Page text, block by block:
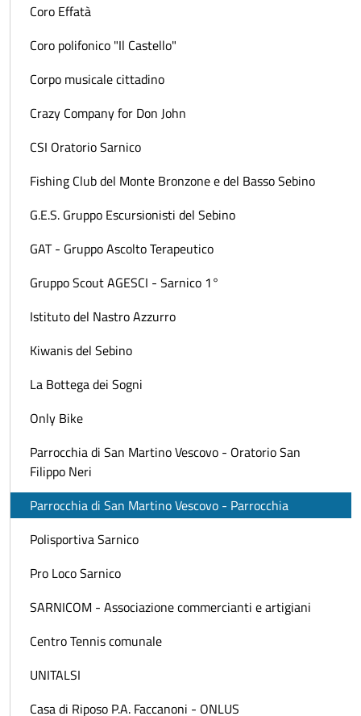
Coro Effatà
Coro polifonico "Il Castello"
Corpo musicale cittadino
Crazy Company for Don John
CSI Oratorio Sarnico
Fishing Club del Monte Bronzone e del Basso Sebino
G.E.S. Gruppo Escursionisti del Sebino
GAT - Gruppo Ascolto Terapeutico
Gruppo Scout AGESCI - Sarnico 1°
Istituto del Nastro Azzurro
Kiwanis del Sebino
La Bottega dei Sogni
Only Bike
Parrocchia di San Martino Vescovo - Oratorio San
Filippo Neri
Parrocchia di San Martino Vescovo - Parrocchia
Polisportiva Sarnico
Pro Loco Sarnico
SARNICOM - Associazione commercianti e artigiani
Centro Tennis comunale
UNITALSI
Casa di Riposo P.A. Faccanoni - ONLUS